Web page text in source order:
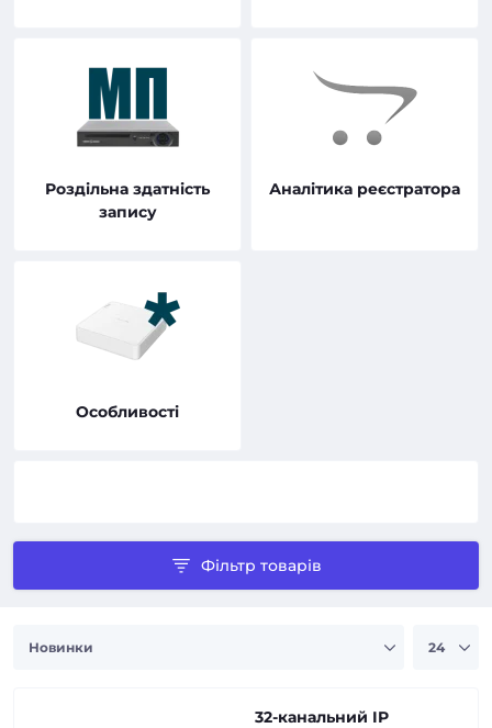
Роздільна здатність
запису
Аналітика реєстратора
Особливості
Фільтр товарів
32-канальний IP